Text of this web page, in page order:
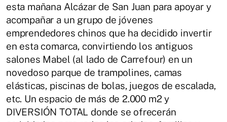
esta mañana Alcázar de San Juan para apoyar y
acompañar a un grupo de jóvenes
emprendedores chinos que ha decidido invertir
en esta comarca, convirtiendo los antiguos
salones Mabel (al lado de Carrefour) en un
novedoso parque de trampolines, camas
elásticas, piscinas de bolas, juegos de escalada,
etc. Un espacio de más de 2.000 m2 y
DIVERSIÓN TOTAL donde se ofrecerán